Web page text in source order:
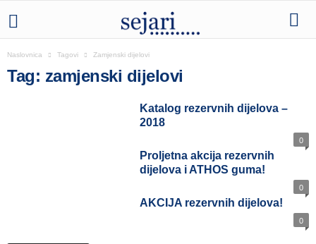
Naslovnica Tagovi Zamjenski dijelovi
Tag: zamjenski dijelovi
Katalog rezervnih dijelova –
2018
0
Proljetna akcija rezervnih
dijelova i ATHOS guma!
0
AKCIJA rezervnih dijelova!
0